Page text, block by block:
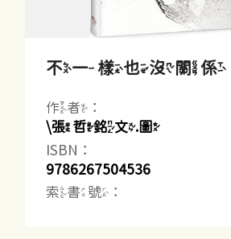
不一樣也沒關係
作者：
\張哲銘文.圖
ISBN：
9786267504536
索書號：